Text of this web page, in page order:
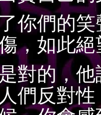
們的笑
，如此
的，他
們反對